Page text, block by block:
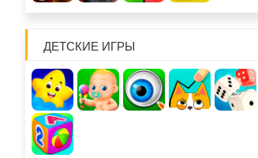
ДЕТСКИЕ ИГРЫ